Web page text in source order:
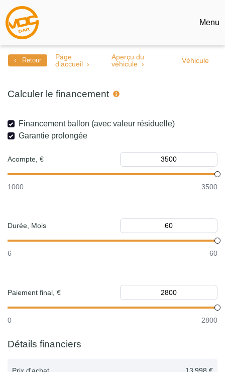
Menu
‹ Retour
Page
d’accueil
Aperçu du
véhicule
Véhicule
Calculer le financement
Financement ballon (avec valeur résiduelle)
Garantie prolongée
Acompte, €
1000 3500
Durée, Mois
6 60
Paiement final, €
0 2800
Détails financiers
Prix d'achat 13 998 €